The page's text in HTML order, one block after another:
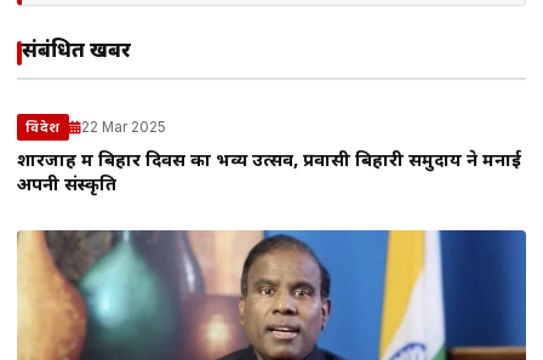
संबंधित खबरें
विदेश 22 Mar 2025
शारजाह में बिहार दिवस का भव्य उत्सव, प्रवासी बिहारी समुदाय ने मनाई
अपनी संस्कृति